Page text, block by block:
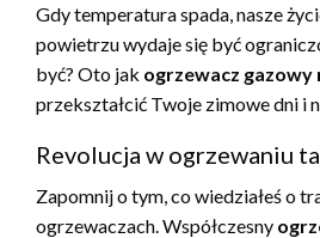
Gdy temperatura spada, nasze
powietrzu wydaje się być
być? Oto jak ogrzewacz gazowy
przekształcić Twoje zimowe dni i
Revolucja w ogrzewaniu
Zapomnij o tym, co wiedziałeś o
ogrzewaczach. Współczesny